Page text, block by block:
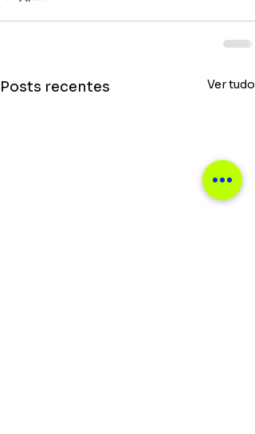
Posts recentes Ver tudo